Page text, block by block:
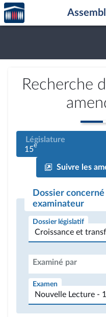
Aller au contenu
Aller en bas de la page
Accèder
à la
page
Recherche
Législature
15e
Suivre les
Dossier
examinateur
Dossier législatif
Examiné par
Examen